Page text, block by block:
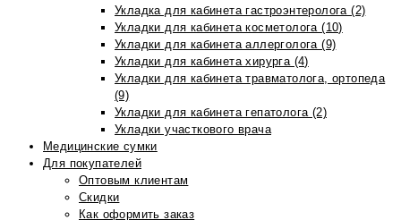
Укладка для кабинета гастроэнтеролога (2)
Укладки для кабинета косметолога (10)
Укладки для кабинета аллерголога (9)
Укладки для кабинета хирурга (4)
Укладки для кабинета травматолога, ортопеда
(9)
Укладки для кабинета гепатолога (2)
Укладки участкового врача
Медицинские сумки
Для покупателей
Оптовым клиентам
Скидки
Как оформить заказ